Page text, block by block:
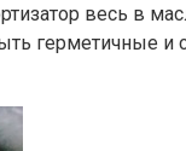
весь в
герметичные и